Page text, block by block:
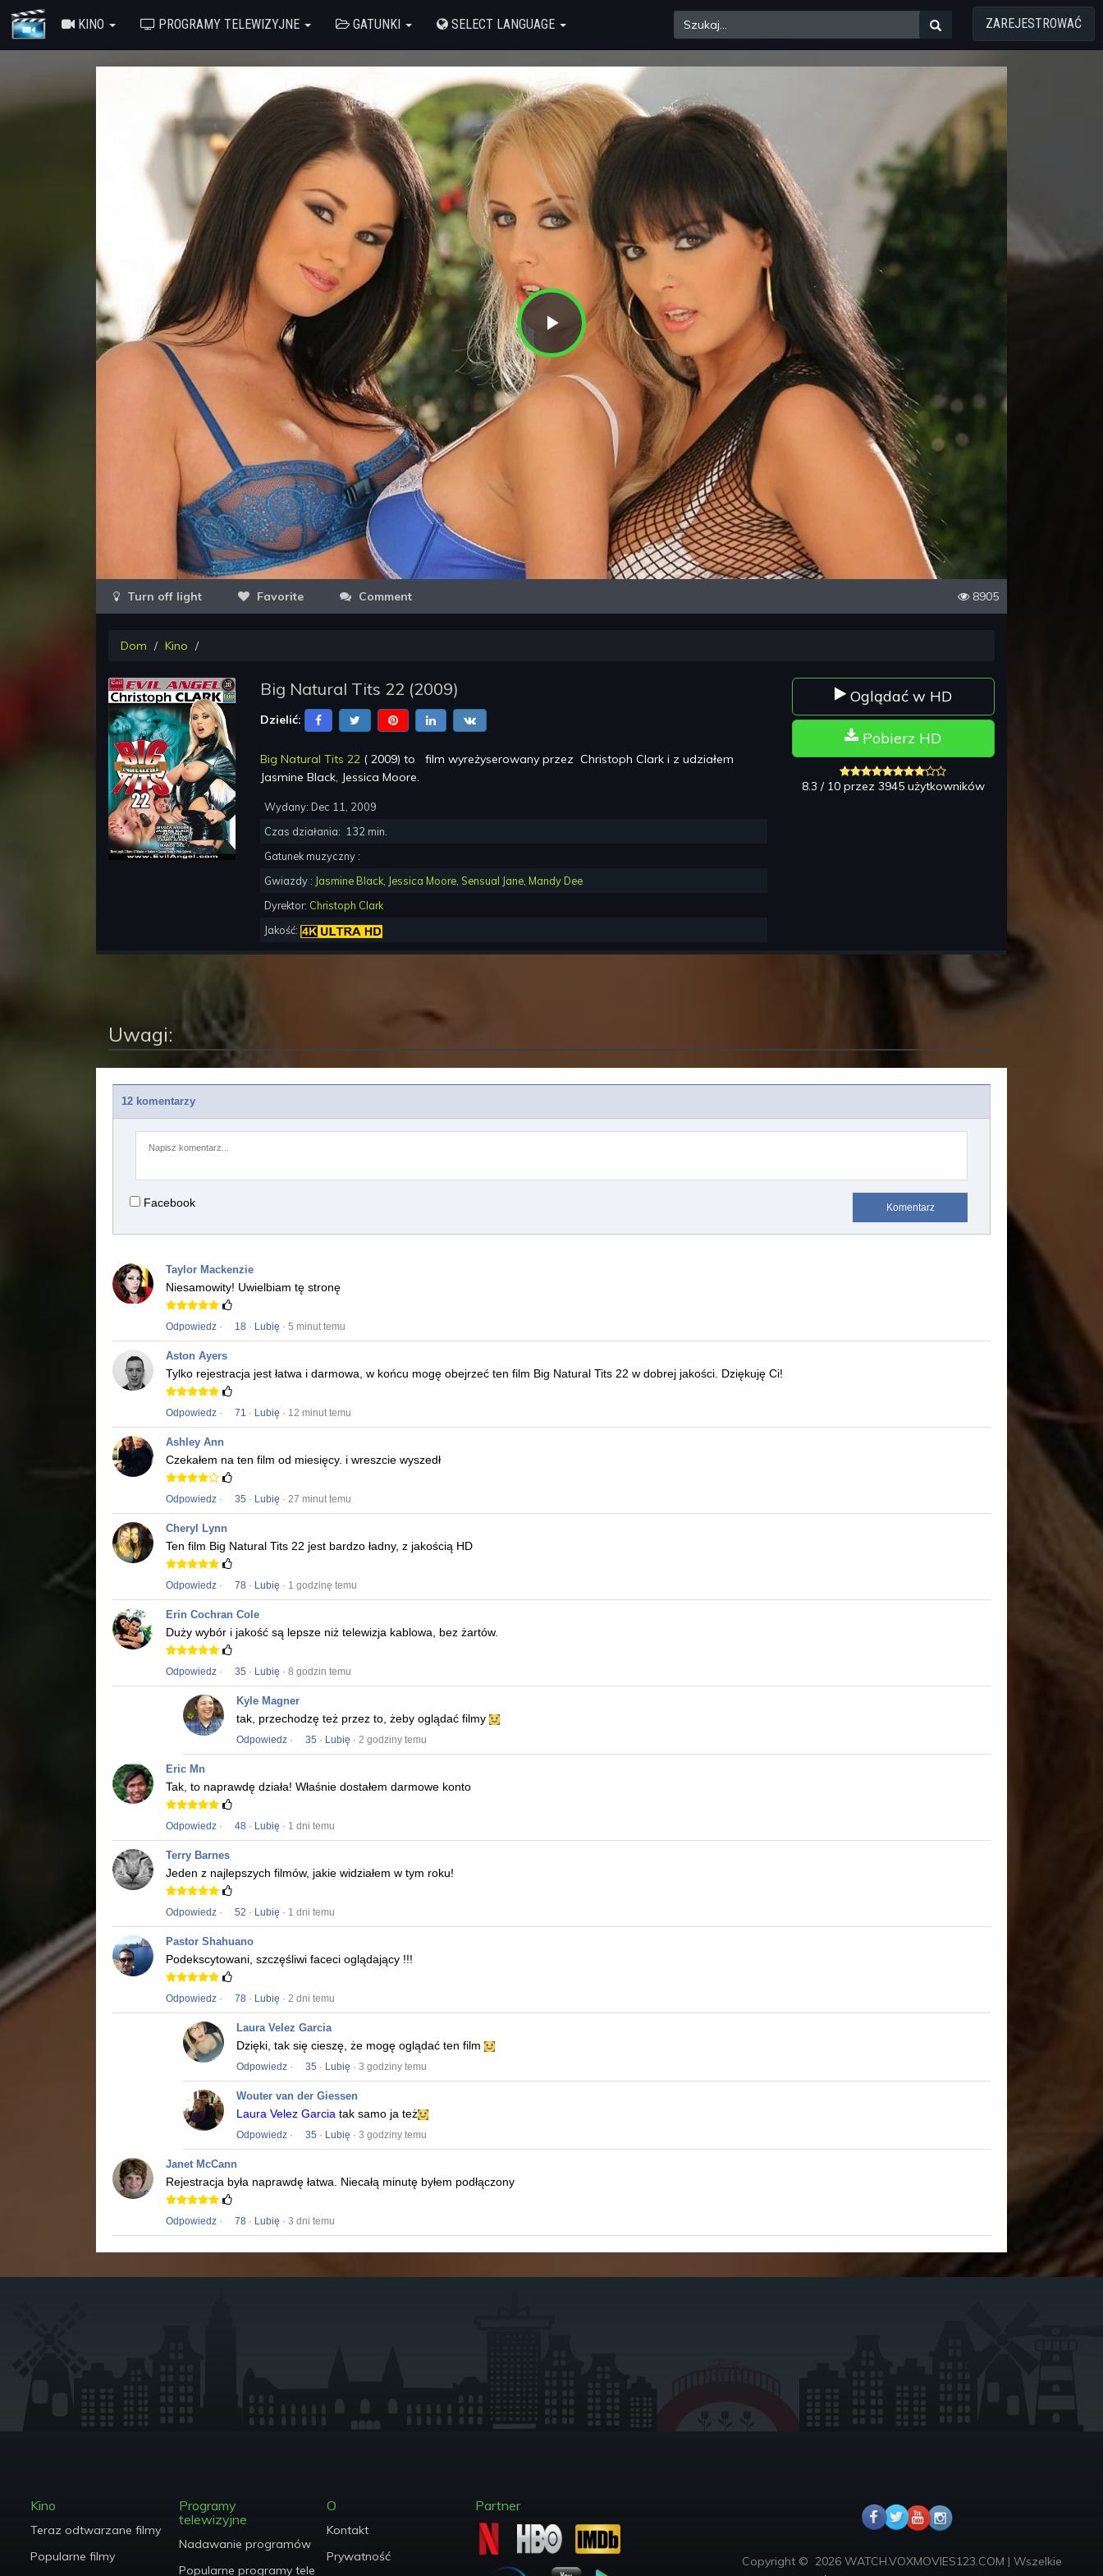
KINO PROGRAMY TELEWIZYJNE GATUNKI SELECT LANGUAGE ZAREJESTROWAĆ
Play
Video
Favorite Comment 8905
Dom Kino
Big Natural Tits 22 (2009)
Dzielić:
Big Natural Tits 22 ( 2009) to film wyreżyserowany przez Christoph Clark i z udziałem
Jasmine Black, Jessica Moore.
Wydany: Dec 11, 2009
Czas działania: 132min.
Gatunek muzyczny :
Gwiazdy : Jasmine Black, Jessica Moore, Sensual Jane, Mandy Dee
Dyrektor: Christoph Clark
Jakość:
Oglądać w HD
Pobierz HD
8.3 / 10 przez 3945 użytkowników
Uwagi:
12 komentarzy
Facebook Komentarz
Taylor Mackenzie
Niesamowity! Uwielbiam tę stronę
Odpowiedz · 18 · Lubię · 5 minut temu
Aston Ayers
Tylko rejestracja jest łatwa i darmowa, w końcu mogę obejrzeć ten film Big Natural Tits 22 w dobrej jakości. Dziękuję Ci!
Odpowiedz · 71 · Lubię · 12 minut temu
Ashley Ann
Czekałem na ten film od miesięcy. i wreszcie wyszedł
Odpowiedz · 35 · Lubię · 27 minut temu
Cheryl Lynn
Ten film Big Natural Tits 22 jest bardzo ładny, z jakością HD
Odpowiedz · 78 · Lubię · 1 godzinę temu
Erin Cochran Cole
Duży wybór i jakość są lepsze niż telewizja kablowa, bez żartów.
Odpowiedz · 35 · Lubię · 8 godzin temu
Kyle Magner
tak, przechodzę też przez to, żeby oglądać filmy
Odpowiedz · 35 · Lubię · 2 godziny temu
Eric Mn
Tak, to naprawdę działa! Właśnie dostałem darmowe konto
Odpowiedz · 48 · Lubię · 1 dni temu
Terry Barnes
Jeden z najlepszych filmów, jakie widziałem w tym roku!
Odpowiedz · 52 · Lubię · 1 dni temu
Pastor Shahuano
Podekscytowani, szczęśliwi faceci oglądający !!!
Odpowiedz · 78 · Lubię · 2 dni temu
Laura Velez Garcia
Dzięki, tak się cieszę, że mogę oglądać ten film
Odpowiedz · 35 · Lubię · 3 godziny temu
Wouter van der Giessen
Laura Velez Garcia tak samo ja też
Odpowiedz · 35 · Lubię · 3 godziny temu
Janet McCann
Rejestracja była naprawdę łatwa. Niecałą minutę byłem podłączony
Odpowiedz · 78 · Lubię · 3 dni temu
Kino
Teraz odtwarzane filmy
Popularne filmy
Programy
telewizyjne
Nadawanie programów telewizyjnych
Popularne programy telewizyjne
O
Kontakt
Prywatność
Partner
Copyright © 2026 WATCH.VOXMOVIES123.COM | Wszelkie